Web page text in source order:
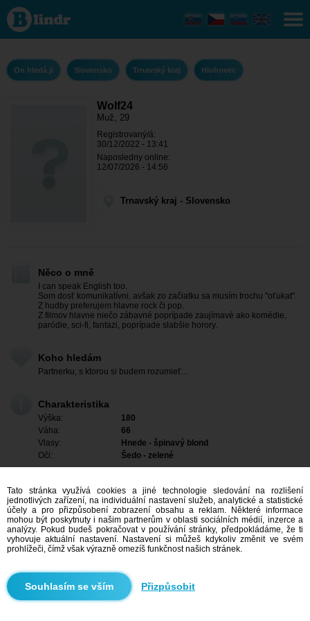
Wolf24 -
On hledá
Trnavský
Hlohovec
On hledá ji Slovensko Trnavský kraj Hlohovec
Wolf24
Muž, 29
Registrovaný/á:
30/12/2022 - 13:41
Naposledny online:
12/07/2026 - 14:56
Trnavský kraj - Slovensko
Něco o mně
I can speak English too.
Som dosť komunikatívni, avšak zo začiatku sa musím trochu "oťukat".
Z hudby preferujem hlavne rock či pop.
Z filmov hlavne niečo zábavné poprípade zaujímavé ako komédie,
paródie, sci-fi, fantazi, poprípade slabšie horory.
Koho hledám
Partnerku, s ktorou si budem rozumieť...
Charakteristika
Výška:
180
Váha:
66
Vlasy:
Hnede - špinavý blond
Oči:
Šedo - zelené
Mám zájem
Tato stránka využívá cookies a jiné technologie sledování na rozlišení
jednotlivých zařízení, na individuální nastavení služeb, analytické a statistické
účely a pro přizpůsobení zobrazení obsahu a reklam. Některé informace
mohou být poskytnuty i našim partnerům v oblasti sociálních médií, inzerce a
analýzy. Pokud budeš pokračovat v používání stránky, předpokládáme, že ti
vyhovuje aktuální nastavení. Nastavení si můžeš kdykoliv změnit ve svém
prohlížeči, čímž však výrazně omezíš funkčnost našich stránek.
Přizpůsobit